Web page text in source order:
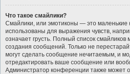
Что такое смайлики?
Смайлики, или эмотиконы — это маленькие
использованы для выражения чувств,
означает грусть. Полный список
создания сообщений. Только не
могут сделать сообщение нечитаемым, и
отредактировать ваше сообщение или
Администратор конференции также может